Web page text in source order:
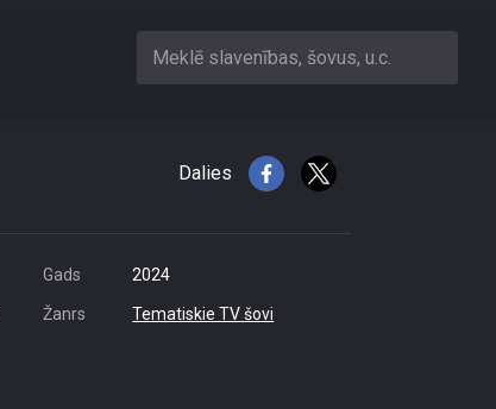
Meklē slavenības, šovus, u.c.
Dalies
Gads 2024
Žanrs Tematiskie TV šovi